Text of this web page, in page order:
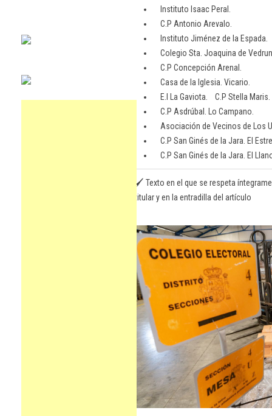
Instituto Isaac Peral.
C.P Antonio Arevalo.
Instituto Jiménez de la Espada.
Colegio Sta. Joaquina de
C.P Concepción Arenal.
Casa de la Iglesia. Vicario.
E.I La Gaviota. C.P Stella Maris.
C.P Asdrúbal. Lo Campano.
Asociación de Vecinos de Los
C.P San Ginés de la Jara. El
C.P San Ginés de la Jara. El
🖌️ Texto en el que se respeta
titular y en la entradilla del artículo